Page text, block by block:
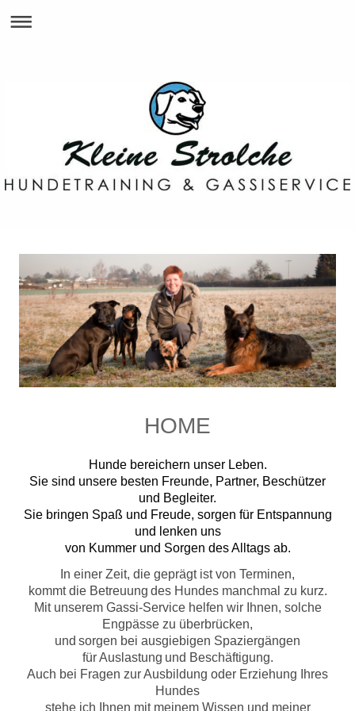
HOME
Hunde bereichern unser Leben.
Sie sind unsere besten Freunde, Partner, Beschützer
und Begleiter.
Sie bringen Spaß und Freude, sorgen für Entspannung
und lenken uns
von Kummer und Sorgen des Alltags ab.
In einer Zeit, die geprägt ist von Terminen,
kommt die Betreuung des Hundes manchmal zu kurz.
Mit unserem Gassi-Service helfen wir Ihnen, solche
Engpässe zu überbrücken,
und sorgen bei ausgiebigen Spaziergängen
für Auslastung und Beschäftigung.
Auch bei Fragen zur Ausbildung oder Erziehung Ihres
Hundes
stehe ich Ihnen mit meinem Wissen und meiner